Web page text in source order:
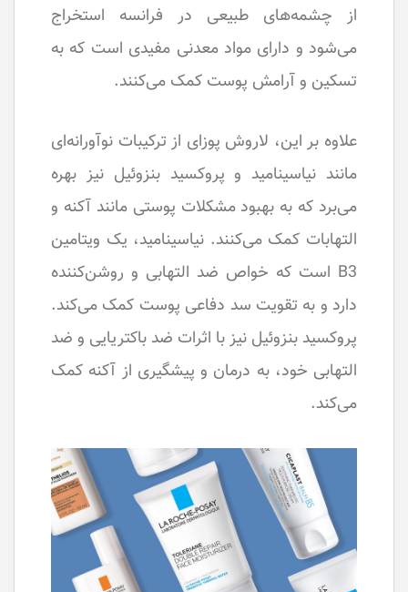
از چشمه‌های طبیعی در فرانسه استخراج
می‌شود و دارای مواد معدنی مفیدی است که به
تسکین و آرامش پوست کمک می‌کنند.
علاوه بر این، لاروش پوزای از ترکیبات نوآورانه‌ای
مانند نیاسینامید و پروکسید بنزوئیل نیز بهره
می‌برد که به بهبود مشکلات پوستی مانند آکنه و
التهابات کمک می‌کنند. نیاسینامید، یک ویتامین
B3 است که خواص ضد التهابی و روشن‌کننده
دارد و به تقویت سد دفاعی پوست کمک می‌کند.
پروکسید بنزوئیل نیز با اثرات ضد باکتریایی و ضد
التهابی خود، به درمان و پیشگیری از آکنه کمک
می‌کند.